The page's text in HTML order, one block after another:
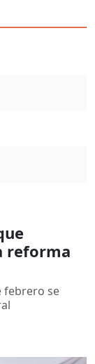
reforma
febrero se